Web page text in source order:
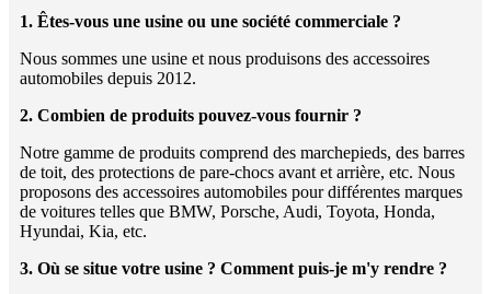
1. Êtes-vous une usine ou une société commerciale ?
Nous sommes une usine et nous produisons des accessoires
automobiles depuis 2012.
2. Combien de produits pouvez-vous fournir ?
Notre gamme de produits comprend des marchepieds, des barres
de toit, des protections de pare-chocs avant et arrière, etc. Nous
proposons des accessoires automobiles pour différentes marques
de voitures telles que BMW, Porsche, Audi, Toyota, Honda,
Hyundai, Kia, etc.
3. Où se situe votre usine ? Comment puis-je m'y rendre ?